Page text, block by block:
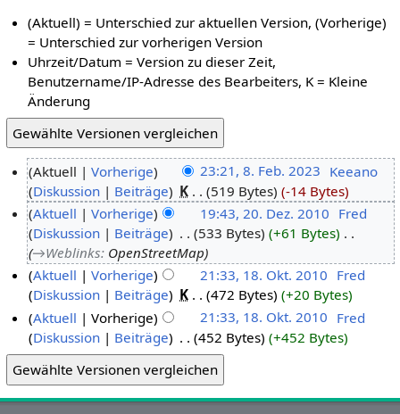
(Aktuell) = Unterschied zur aktuellen Version, (Vorherige)
= Unterschied zur vorherigen Version
Uhrzeit/Datum = Version zu dieser Zeit,
Benutzername/IP-Adresse des Bearbeiters, K = Kleine
Änderung
Aktuell Vorherige 23:21, 8. Feb. 2023 Keeano
Diskussion
Beiträge K 519 Bytes
-14 Bytes
Aktuell
Vorherige 19:43, 20. Dez. 2010 Fred
Diskussion
Beiträge 533 Bytes +61 Bytes
→‎Weblinks: OpenStreetMap
Aktuell
Vorherige 21:33, 18. Okt. 2010 Fred
Diskussion
Beiträge K 472 Bytes
+20 Bytes
Aktuell
Vorherige 21:33, 18. Okt. 2010 Fred
Diskussion
Beiträge 452 Bytes +452 Bytes